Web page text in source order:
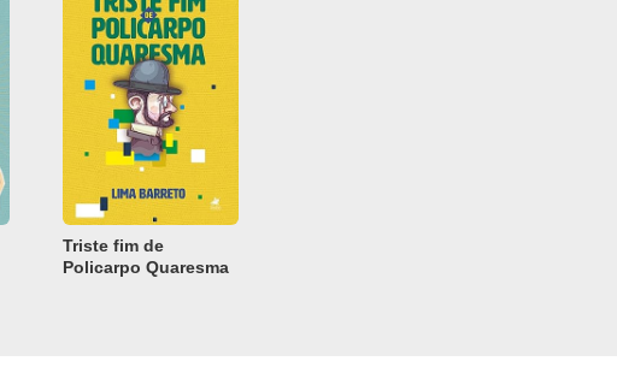
Triste fim de
Policarpo Quaresma